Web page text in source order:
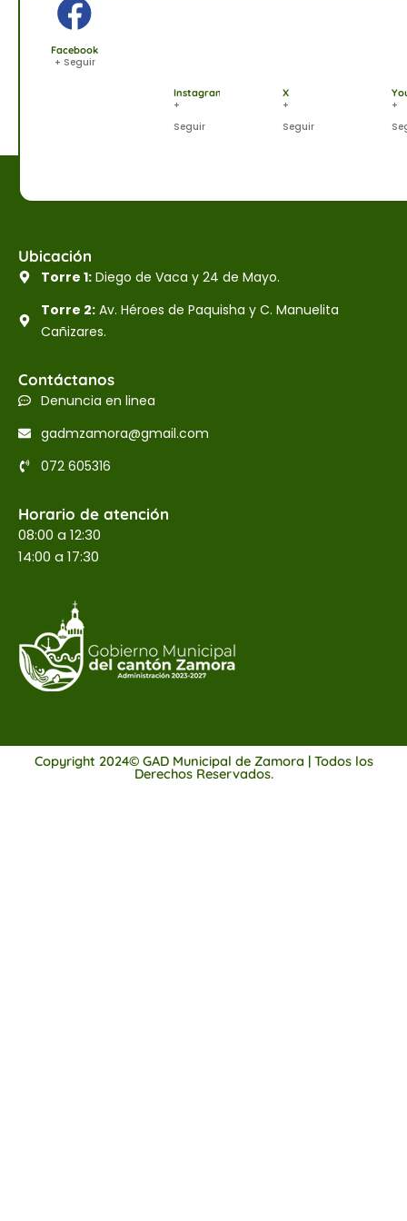
Facebook
+ Seguir
Instagram
+
Seguir
X
+
Seguir
+
Ubicación
Torre 1:Diego de Vaca y 24 de Mayo.
Torre 2:Av. Héroes de Paquisha y C. Manuelita
Cañizares.
Contáctanos
Denuncia en linea
gadmzamora@gmail.com
072 605316
Horario de atención
08:00 a 12:30
14:00 a 17:30
Copyright 2024© GAD Municipal de Zamora | Todos los
Derechos Reservados.